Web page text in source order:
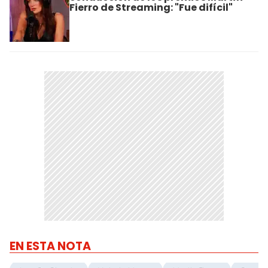
Fierro de Streaming: "Fue difícil"
EN ESTA NOTA